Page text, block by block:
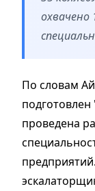
охвачено
По словам
проведена